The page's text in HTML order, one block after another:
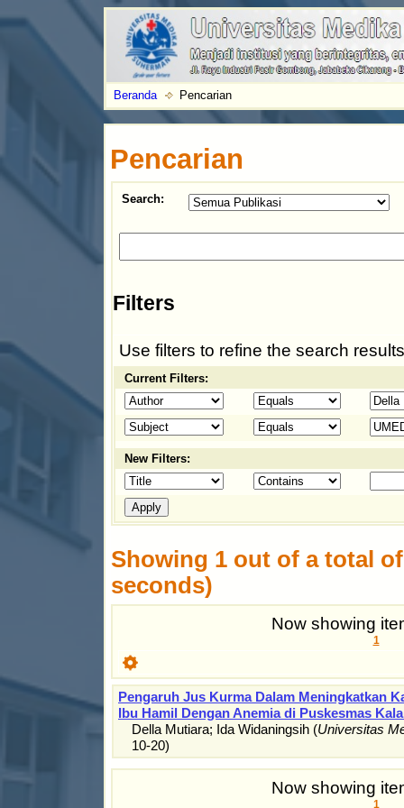
Beranda Pencarian
Pencarian
Search:
Filters
Use filters to refine the search
Current Filters:
New Filters:
Showing 1 out of a total
seconds)
Now showing
1
Pengaruh Jus Kurma Dalam Meningkatkan
Ibu Hamil Dengan Anemia di Puskesmas
Della Mutiara; Ida Widaningsih (Universitas
10-20)
Now showing
1